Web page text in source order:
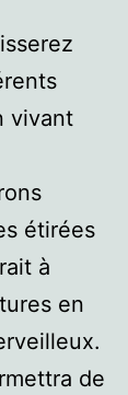
vivant
étirées
à
en
de